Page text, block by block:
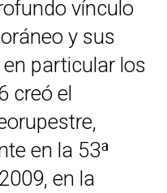
vínculo
y sus
particular los
creó el
en la 53ª
en la